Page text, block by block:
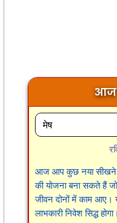
आज
आज आप कुछ नया सीखने
की योजना बना सकते हैं
जीवन दोनों में काम आए।
लाभकारी निवेश सिद्ध होगा।